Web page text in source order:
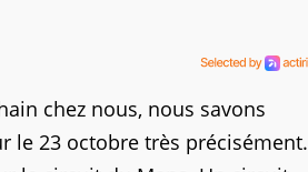
chez nous, nous savons
le 23 octobre très précisément.